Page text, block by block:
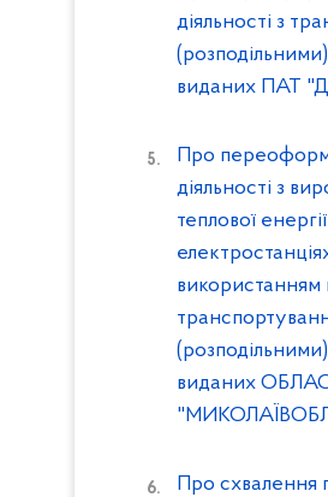
діяльності з
виданих ПАТ
Про
діяльності з
теплової
використанням
виданих
Про схвалення